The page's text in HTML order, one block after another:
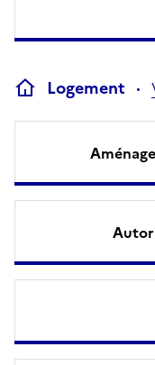
Logement